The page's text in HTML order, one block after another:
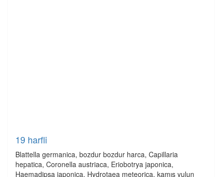
19 harfli
Blattella germanica, bozdur bozdur harca, Capillaria
hepatica, Coronella austriaca, Eriobotrya japonica,
Haemadipsa japonica, Hydrotaea meteorica, kamış yulun